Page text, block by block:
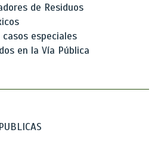
de Residuos
especiales
en la Vía Pública